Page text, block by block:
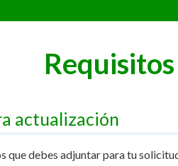
actualización
que debes adjuntar para tu